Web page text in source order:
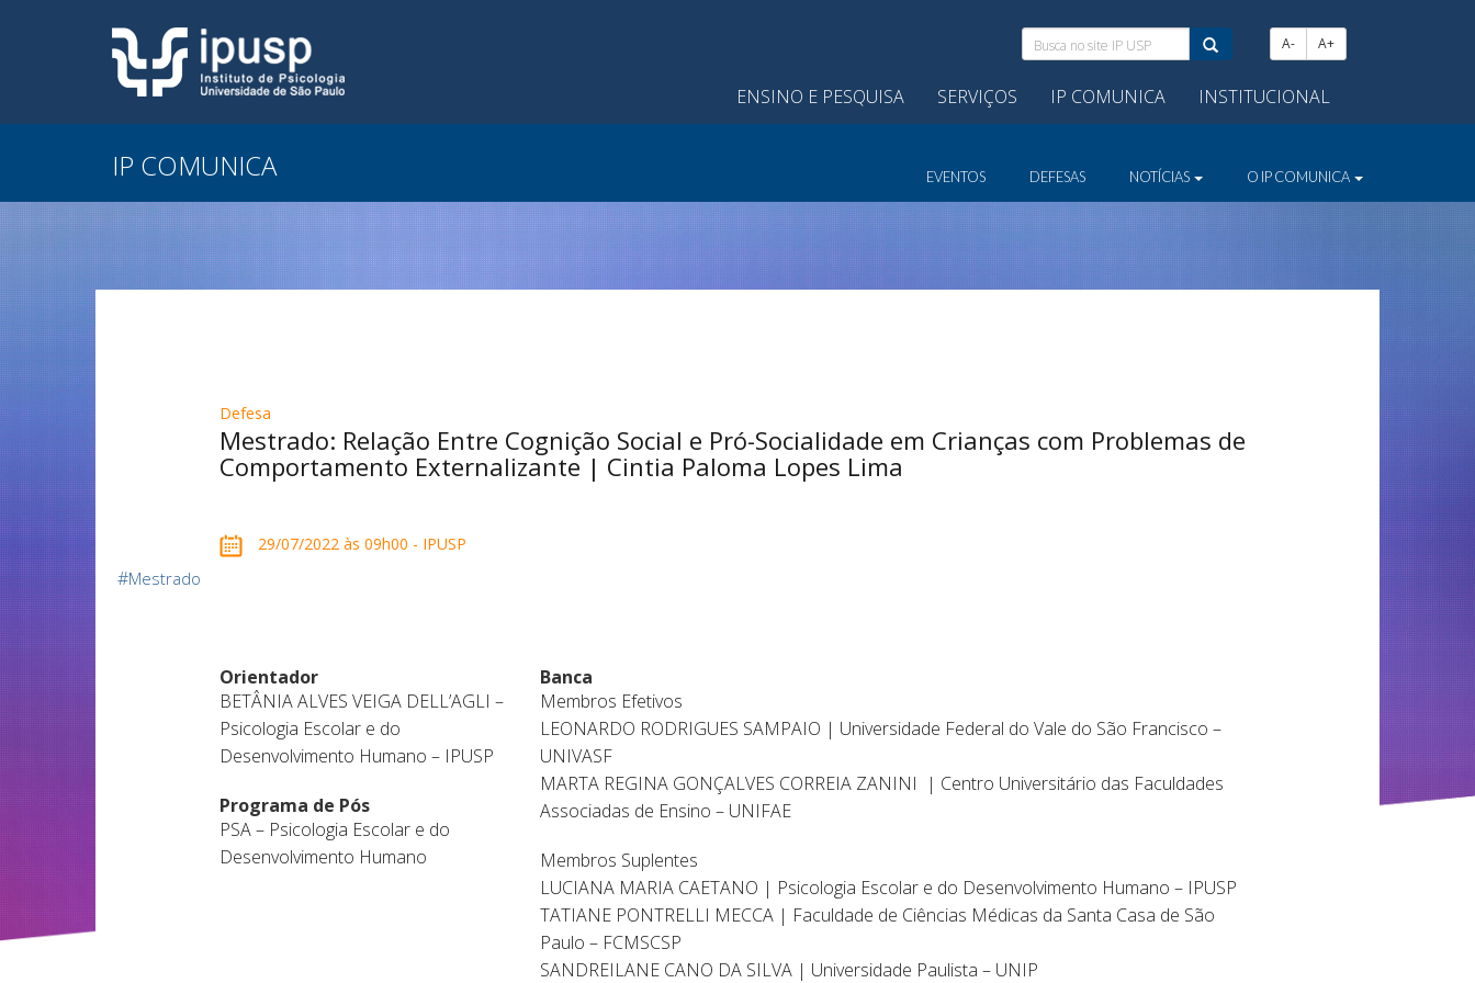
Busca
no
site
IP
A- A+
ENSINO E PESQUISA SERVIÇOS IP COMUNICA INSTITUCIONAL
IP COMUNICA EVENTOS DEFESAS NOTÍCIAS O IP COMUNICA
Defesa
Mestrado: Relação Entre Cognição Social e Pró-Socialidade em Crianças com Problemas de
Comportamento Externalizante | Cintia Paloma Lopes Lima
29/07/2022 às 09h00 - IPUSP
#Mestrado
Orientador
BETÂNIA ALVES VEIGA DELL’AGLI –
Psicologia Escolar e do
Desenvolvimento Humano – IPUSP
Programa de Pós
PSA – Psicologia Escolar e do
Desenvolvimento Humano
Banca
Membros Efetivos
LEONARDO RODRIGUES SAMPAIO | Universidade Federal do Vale do São Francisco –
UNIVASF
MARTA REGINA GONÇALVES CORREIA ZANINI | Centro Universitário das Faculdades
Associadas de Ensino – UNIFAE
Membros Suplentes
LUCIANA MARIA CAETANO | Psicologia Escolar e do Desenvolvimento Humano – IPUSP
TATIANE PONTRELLI MECCA | Faculdade de Ciências Médicas da Santa Casa de São
Paulo – FCMSCSP
SANDREILANE CANO DA SILVA | Universidade Paulista – UNIP